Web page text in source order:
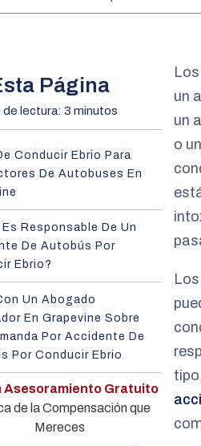
Página
lectura: 3 minutos
Conducir Ebrio Para
De Autobuses En
Responsable De Un
De Autobús Por
Ebrio?
Un Abogado
En Grapevine Sobre
Por Accidente De
Por Conducir Ebrio
Asesoramiento Gratuito
de la Compensación que
Mereces
un
un
o